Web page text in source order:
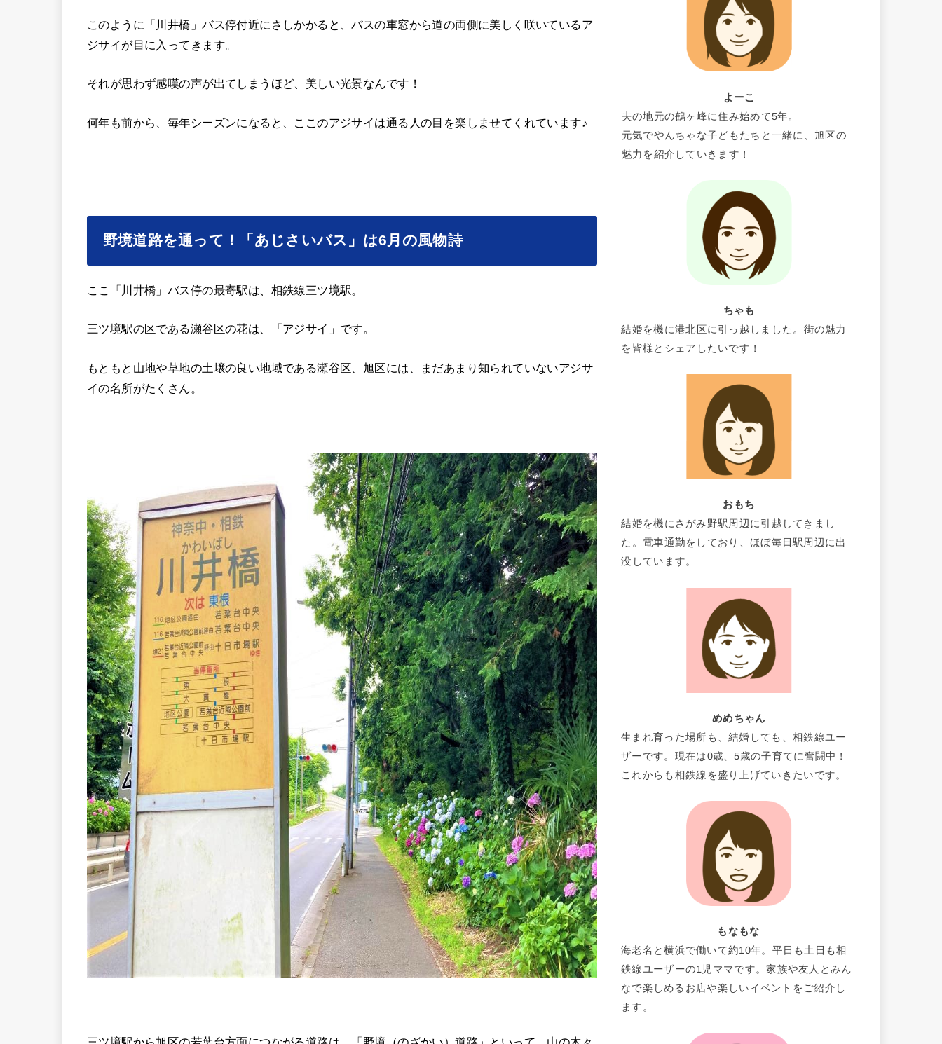
このように「川井橋」バス停付近にさしかかると、バスの車窓から道の両側に美しく咲いているア
ジサイが目に入ってきます。
それが思わず感嘆の声が出てしまうほど、美しい光景なんです！
何年も前から、毎年シーズンになると、ここのアジサイは通る人の目を楽しませてくれています♪
野境道路を通って！「あじさいバス」は6月の風物詩
ここ「川井橋」バス停の最寄駅は、相鉄線三ツ境駅。
三ツ境駅の区である瀬谷区の花は、「アジサイ」です。
もともと山地や草地の土壌の良い地域である瀬谷区、旭区には、まだあまり知られていないアジサ
イの名所がたくさん。
よーこ
夫の地元の鶴ヶ峰に住み始めて5年。
元気でやんちゃな子どもたちと一緒に、旭区の
魅力を紹介していきます！
ちゃも
結婚を機に港北区に引っ越しました。街の魅力
を皆様とシェアしたいです！
おもち
結婚を機にさがみ野駅周辺に引越してきまし
た。電車通勤をしており、ほぼ毎日駅周辺に出
没しています。
めめちゃん
生まれ育った場所も、結婚しても、相鉄線ユー
ザーです。現在は0歳、5歳の子育てに奮闘中！
これからも相鉄線を盛り上げていきたいです。
もなもな
海老名と横浜で働いて約10年。平日も土日も相
鉄線ユーザーの1児ママです。家族や友人とみん
なで楽しめるお店や楽しいイベントをご紹介し
ます。